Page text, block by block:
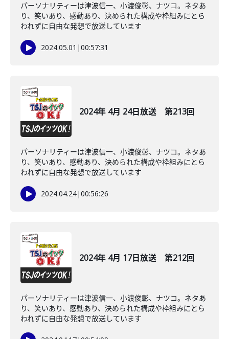
パーソナリティーは津波信一、小渡俊彰、ナツコ。ネタあ
り、笑いあり、感動あり、決められた構成や枠組みにとら
われずに自由な発想で放送しています
2024.05.01 |00:57:31
2024年 4月 24日放送 第213回
パーソナリティーは津波信一、小渡俊彰、ナツコ。ネタあ
り、笑いあり、感動あり、決められた構成や枠組みにとら
われずに自由な発想で放送しています
2024.04.24|00:56:26
2024年 4月 17日放送 第212回
パーソナリティーは津波信一、小渡俊彰、ナツコ。ネタあ
り、笑いあり、感動あり、決められた構成や枠組みにとら
われずに自由な発想で放送しています